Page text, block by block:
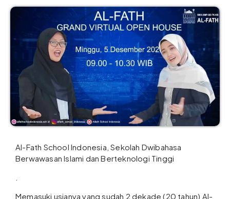
Al-Fath School Indonesia, Sekolah Dwibahasa
Berwawasan Islami dan Berteknologi Tinggi
Memasuki usianya yang sudah 2 dekade (20 tahun) Al-